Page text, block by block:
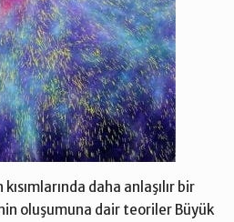
daha anlaşılır bir
oluşumuna dair teoriler Büyük